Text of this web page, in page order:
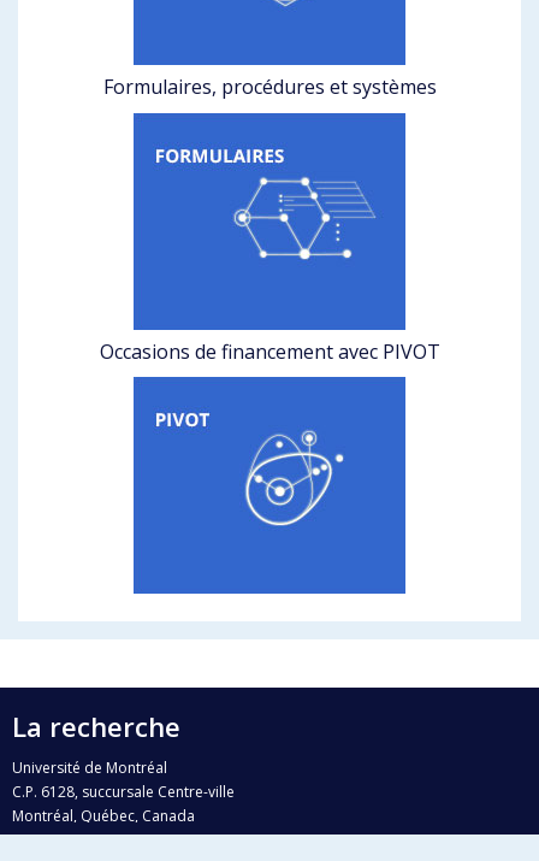
Formulaires, procédures et systèmes
Occasions de financement avec PIVOT
La recherche
Université de Montréal
C.P. 6128, succursale Centre-ville
Montréal, Québec, Canada
H3C 3J7